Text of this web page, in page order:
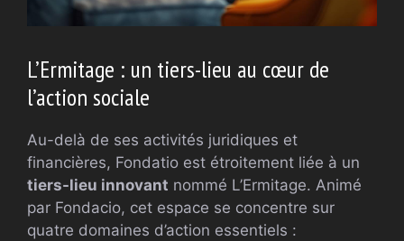
L’Ermitage : un tiers-lieu au cœur de
l’action sociale
Au-delà de ses activités juridiques et
financières, Fondatio est étroitement liée à un
tiers-lieu innovant nommé L’Ermitage. Animé
par Fondacio, cet espace se concentre sur
quatre domaines d’action essentiels :